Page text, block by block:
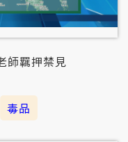
師羈押禁見
毒品